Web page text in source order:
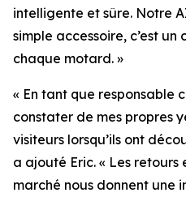
intelligente et sûre. Notre
simple accessoire, c’est
chaque motard. »
« En tant que responsable
constater de mes propres
visiteurs lorsqu’ils ont
a ajouté Eric. « Les
marché nous donnent une